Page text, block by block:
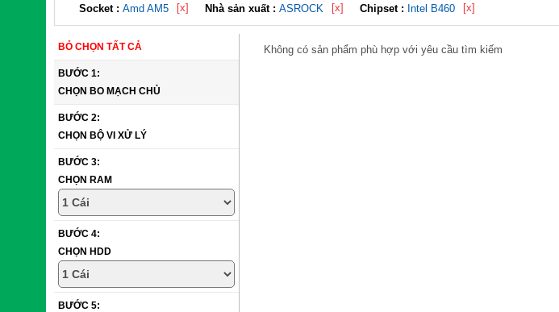
Socket : Amd AM5 [x] Nhà sản xuất : ASROCK [x] Chipset : Intel B460 [x]
BỎ CHỌN TẤT CẢ
BƯỚC 1:
CHỌN BO MẠCH CHỦ
BƯỚC 2:
CHỌN BỘ VI XỬ LÝ
BƯỚC 3:
CHỌN RAM
BƯỚC 4:
CHỌN HDD
BƯỚC 5:
Không có sản phẩm phù hợp với yêu cầu tìm kiếm